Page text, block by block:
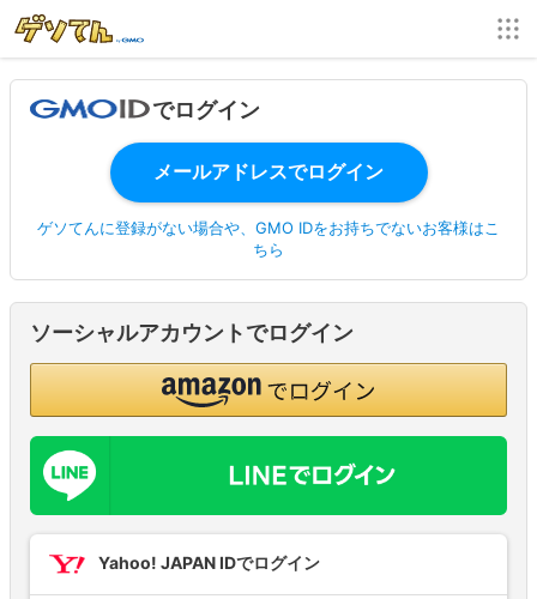
でログイン
ゲソてんに登録がない場合や、GMO IDをお持ちでないお客様はこ
ちら
ソーシャルアカウントでログイン
Yahoo! JAPAN IDでログイン